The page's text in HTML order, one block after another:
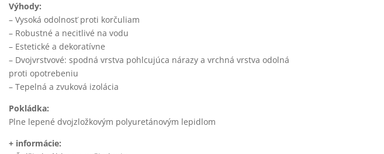
Výhody:
– Vysoká odolnosť proti korčuliam
– Robustné a necitlivé na vodu
– Estetické a dekoratívne
– Dvojvrstvové: spodná vrstva pohlcujúca nárazy a vrchná vrstva odolná
proti opotrebeniu
– Tepelná a zvuková izolácia
Pokládka:
Plne lepené dvojzložkovým polyuretánovým lepidlom
+ informácie: